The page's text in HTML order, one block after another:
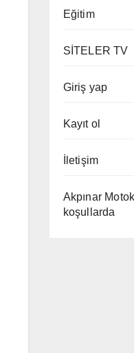
Eğitim
SİTELER TV
Giriş yap
Kayıt ol
İletişim
Akpınar
koşullarda